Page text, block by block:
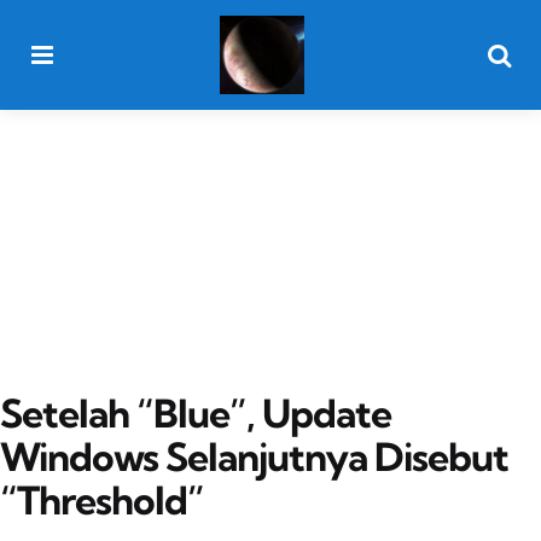
Setelah “Blue”, Update
Windows Selanjutnya Disebut
“Threshold”